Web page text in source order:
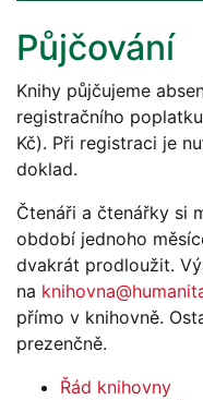
Půjčování
Knihy půjčujeme
registračního
Kč). Při registraci je
doklad.
Čtenáři a čtenářky si
období jednoho
dvakrát prodloužit.
na
přímo v knihovně.
prezenčně.
Řád knihovny